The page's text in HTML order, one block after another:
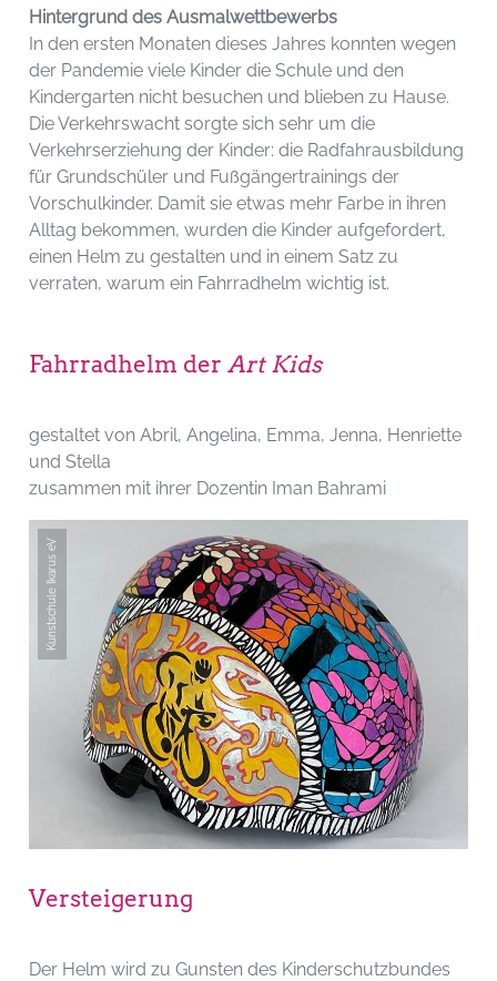
Hintergrund des Ausmalwettbewerbs
In den ersten Monaten dieses Jahres konnten wegen
der Pandemie viele Kinder die Schule und den
Kindergarten nicht besuchen und blieben zu Hause.
Die Verkehrswacht sorgte sich sehr um die
Verkehrserziehung der Kinder: die Radfahrausbildung
für Grundschüler und Fußgängertrainings der
Vorschulkinder. Damit sie etwas mehr Farbe in ihren
Alltag bekommen, wurden die Kinder aufgefordert,
einen Helm zu gestalten und in einem Satz zu
verraten, warum ein Fahrradhelm wichtig ist.
Fahrradhelm derArt Kids
gestaltet von Abril, Angelina, Emma, Jenna, Henriette
und Stella
zusammen mit ihrer Dozentin Iman Bahrami
Kunstschule Ikarus eV
Versteigerung
Der Helm wird zu Gunsten des Kinderschutzbundes